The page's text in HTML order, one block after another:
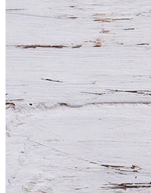
schnelle
möglich)
persönlicher